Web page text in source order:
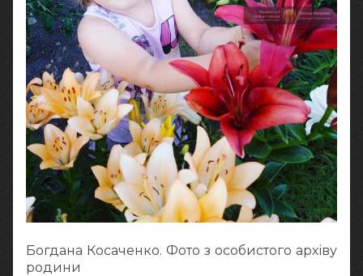
Богдана Косаченко. Фото з особистого архіву
родини